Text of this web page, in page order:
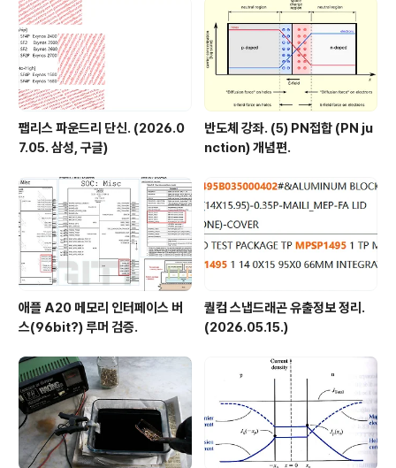
팹리스 파운드리 단신. (2026.0
7.05. 삼성, 구글)
반도체 강좌. (5) PN접합 (PN ju
nction) 개념편.
애플 A20 메모리 인터페이스 버
스(96bit?) 루머 검증.
퀄컴 스냅드래곤 유출정보 정리.
(2026.05.15.)